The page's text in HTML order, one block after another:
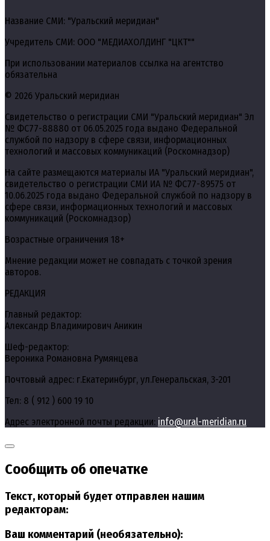
Название СМИ: "Уральский меридиан"
Учредитель СМИ: ООО "МЕДИАХОЛДИНГ "ЦКТ""
При использовании материалов ссылка на агентство
обязательна
© 2026 Уральский меридиан
Свидетельство о регистрации СМИ "Уральский меридиан" Эл
№ ФС77-88880 от 06.05.2025 года выдано Федеральной
службой по надзору в сфере связи, информационных
технологий и массовых коммуникаций (Роскомнадзор)
На сайте размещаются материалы ИА "Уральский меридиан",
свидетельство о регистрации СМИ ИА № ФС77-89575 от
10.06.2025 года выдано Федеральной службой по надзору в
сфере связи, информационных технологий и массовых
коммуникаций (Роскомнадзор)
Возрастные ограничения 18+
Мнение редакции может не совпадать с точкой зрения
авторов.
РЕДАКЦИЯ
Главный редактор:
Александр Владимирович Аникин
Шеф-редактор:
Вероника Романовна Румянцева
Почтовый адрес: г.Екатеринбург, ул.Генеральская, 3-201
Тел: 8 ( 912 ) 600 19 10
Адрес электронной почты редакции: info@ural-meridian.ru
Сообщить об опечатке
Текст, который будет отправлен нашим
редакторам:
Ваш комментарий (необязательно):